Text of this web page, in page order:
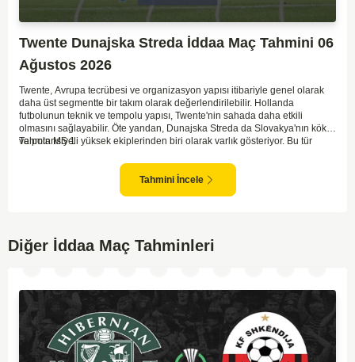
Twente Dunajska Streda İddaa Maç Tahmini 06
Ağustos 2026
Twente, Avrupa tecrübesi ve organizasyon yapısı itibariyle genel olarak
daha üst segmentte bir takım olarak değerlendirilebilir. Hollanda
futbolunun teknik ve tempolu yapısı, Twente'nin sahada daha etkili
olmasını sağlayabilir. Öte yandan, Dunajska Streda da Slovakya'nın köklü
ve potansiyeli yüksek ekiplerinden biri olarak varlık gösteriyor. Bu tür
saha ve seyirci avantajını kullanarak maça daha baskın başlaması olası.
Ancak Dunajska Streda'nın mücadeleci yapısı ve sürpriz gol bulma
yeteneği dengeleri bozabilir.
Tahmin MS 1
Tahmini İncele
Diğer İddaa Maç Tahminleri